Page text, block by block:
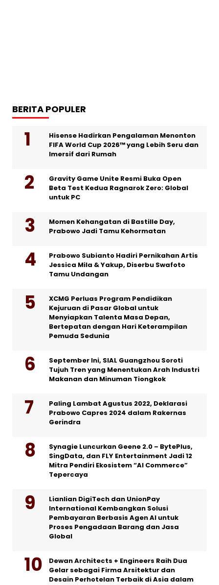
BERITA POPULER
Hisense Hadirkan Pengalaman Menonton
FIFA World Cup 2026™ yang Lebih Seru dan
Imersif dari Rumah
Gravity Game Unite Resmi Buka Open
Beta Test Kedua Ragnarok Zero: Global
untuk PC
Momen Kehangatan di Bastille Day,
Prabowo Jadi Tamu Kehormatan
Prabowo Subianto Hadiri Pernikahan Artis
Jessica Mila & Yakup, Diserbu Swafoto
Tamu Undangan
XCMG Perluas Program Pendidikan
Kejuruan di Pasar Global untuk
Menyiapkan Talenta Masa Depan,
Bertepatan dengan Hari Keterampilan
Pemuda Sedunia
September Ini, SIAL Guangzhou Soroti
Tujuh Tren yang Menentukan Arah Industri
Makanan dan Minuman Tiongkok
Paling Lambat Agustus 2022, Deklarasi
Prabowo Capres 2024 dalam Rakernas
Gerindra
Synagie Luncurkan Geene 2.0 – BytePlus,
SingData, dan FLY Entertainment Jadi 12
Mitra Pendiri Ekosistem “AI Commerce”
Tepercaya
Lianlian DigiTech dan UnionPay
International Kembangkan Solusi
Pembayaran Berbasis Agen AI untuk
Proses Pengadaan Barang dan Jasa
Global
Dewan Architects + Engineers Raih Dua
Gelar sebagai Firma Arsitektur dan
Desain Perhotelan Terbaik di Asia dalam